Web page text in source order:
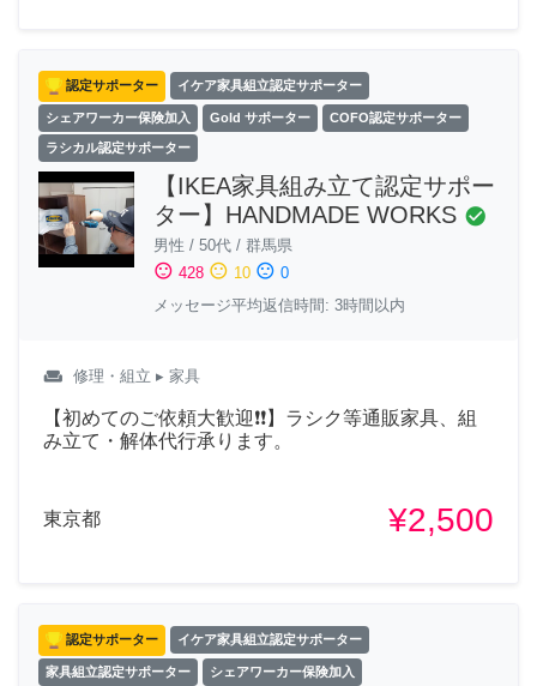
認定サポーター イケア家具組立認定サポーター
シェアワーカー保険加入 Gold サポーター COFO認定サポーター
ラシカル認定サポーター
【IKEA家具組み立て認定サポー
ター】HANDMADE WORKS check_circle
男性 / 50代 / 群馬県
sentiment_satisfied 428 sentiment_neutral 10 sentiment_dissatisfied 0
メッセージ平均返信時間: 3時間以内
weekend 修理・組立 ▸ 家具
【初めてのご依頼大歓迎❗❗】ラシク等通販家具、組
み立て・解体代行承ります。
東京都 ¥2,500
認定サポーター イケア家具組立認定サポーター
家具組立認定サポーター シェアワーカー保険加入